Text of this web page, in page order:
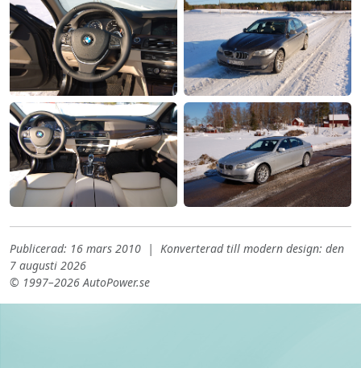
Publicerad: 16 mars 2010 | Konverterad till modern design: den
7 augusti 2026
© 1997–2026 AutoPower.se